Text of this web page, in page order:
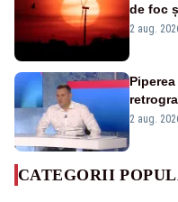
de foc
țară
2 aug.
2 aug.
CATEGORII